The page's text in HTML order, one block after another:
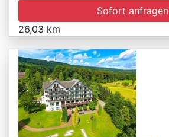
Sofort anfragen
26,03 km